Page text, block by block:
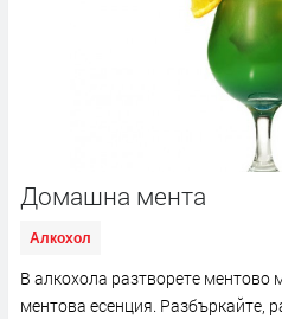
Домашна мента
Алкохол
В алкохола разтворете ментово
ментова есенция. Разбъркайте,